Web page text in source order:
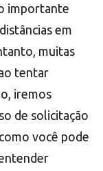
importante
em
muitas
tentar
iremos
de solicitação
você pode